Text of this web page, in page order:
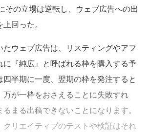
その立場は逆転し、ウェブ広告への出
回った。
たウェブ広告は、リスティングやアフ
に『純広』と呼ばれる枠を購入する予
半期に一度、翌期の枠を発注すると
万が一枠をおさえることに失敗すれ
まる出稿できないことになります。
クリエイティブのテストや検証はそれ